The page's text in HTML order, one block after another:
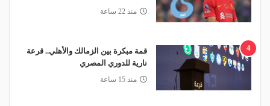
منذ 22 ساعة
4
قمة مبكرة بين الزمالك والأهلي.. قرعة
نارية للدوري المصري
منذ 15 ساعة